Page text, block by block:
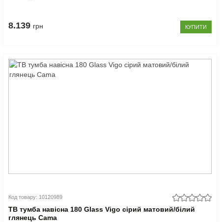
8.139 грн КУПИТИ
Код товару: 10120989
ТВ тумба навісна 180 Glass Vigo сірий матовий/білий
глянець Cama